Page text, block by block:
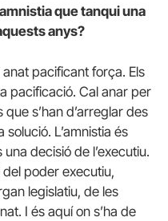
que tanqui una
anys?
anat pacificant força. Els
pacificació. Cal anar per
s’han d’arreglar des
solució. L’amnistia és
decisió de l’executiu.
del poder executiu,
legislatiu, de les
I és aquí on s’ha de